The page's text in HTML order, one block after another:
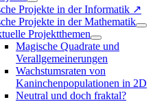
Projekte in der Informatik ↗
Projekte in der Mathematik
Projektthemen
Magische Quadrate und
Verallgemeinerungen
Wachstumsraten von
Kaninchenpopulationen in 2D
Neutral und doch fraktal?